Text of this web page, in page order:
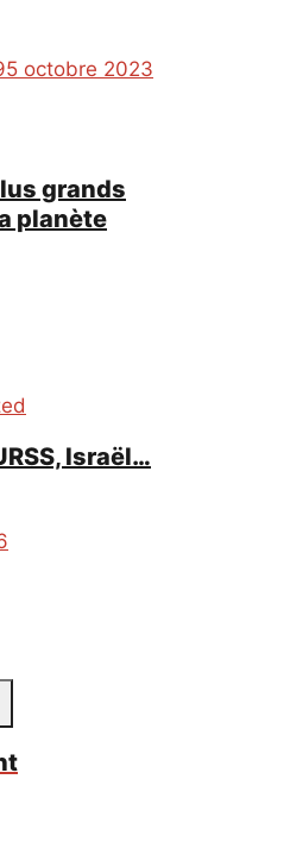
5 octobre 2023
grands
planète
Israël…